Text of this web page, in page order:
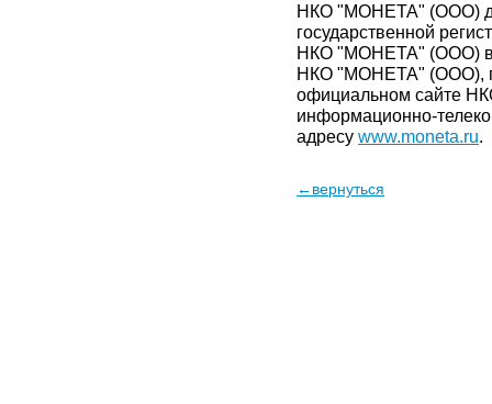
НКО "МОНЕТА" (ООО)
государственной
НКО "МОНЕТА" (ООО) в
НКО "МОНЕТА" (ООО),
официальном сайте
информационно-
адресу www.moneta.ru.
←вернуться